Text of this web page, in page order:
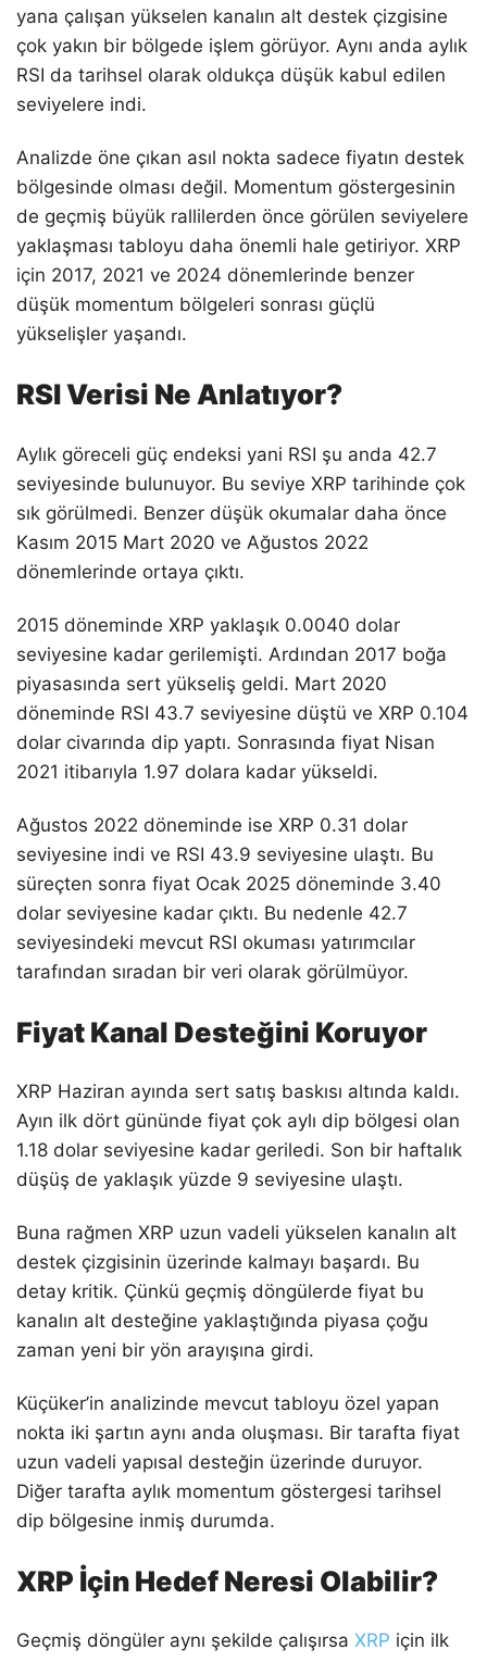
yana çalışan yükselen kanalın alt destek çizgisine
çok yakın bir bölgede işlem görüyor. Aynı anda aylık
RSI da tarihsel olarak oldukça düşük kabul edilen
seviyelere indi.
Analizde öne çıkan asıl nokta sadece fiyatın destek
bölgesinde olması değil. Momentum göstergesinin
de geçmiş büyük rallilerden önce görülen seviyelere
yaklaşması tabloyu daha önemli hale getiriyor. XRP
için 2017, 2021 ve 2024 dönemlerinde benzer
düşük momentum bölgeleri sonrası güçlü
yükselişler yaşandı.
RSI Verisi Ne Anlatıyor?
Aylık göreceli güç endeksi yani RSI şu anda 42.7
seviyesinde bulunuyor. Bu seviye XRP tarihinde çok
sık görülmedi. Benzer düşük okumalar daha önce
Kasım 2015 Mart 2020 ve Ağustos 2022
dönemlerinde ortaya çıktı.
2015 döneminde XRP yaklaşık 0.0040 dolar
seviyesine kadar gerilemişti. Ardından 2017 boğa
piyasasında sert yükseliş geldi. Mart 2020
döneminde RSI 43.7 seviyesine düştü ve XRP 0.104
dolar civarında dip yaptı. Sonrasında fiyat Nisan
2021 itibarıyla 1.97 dolara kadar yükseldi.
Ağustos 2022 döneminde ise XRP 0.31 dolar
seviyesine indi ve RSI 43.9 seviyesine ulaştı. Bu
süreçten sonra fiyat Ocak 2025 döneminde 3.40
dolar seviyesine kadar çıktı. Bu nedenle 42.7
seviyesindeki mevcut RSI okuması yatırımcılar
tarafından sıradan bir veri olarak görülmüyor.
Fiyat Kanal Desteğini Koruyor
XRP Haziran ayında sert satış baskısı altında kaldı.
Ayın ilk dört gününde fiyat çok aylı dip bölgesi olan
1.18 dolar seviyesine kadar geriledi. Son bir haftalık
düşüş de yaklaşık yüzde 9 seviyesine ulaştı.
Buna rağmen XRP uzun vadeli yükselen kanalın alt
destek çizgisinin üzerinde kalmayı başardı. Bu
detay kritik. Çünkü geçmiş döngülerde fiyat bu
kanalın alt desteğine yaklaştığında piyasa çoğu
zaman yeni bir yön arayışına girdi.
Küçüker’in analizinde mevcut tabloyu özel yapan
nokta iki şartın aynı anda oluşması. Bir tarafta fiyat
uzun vadeli yapısal desteğin üzerinde duruyor.
Diğer tarafta aylık momentum göstergesi tarihsel
dip bölgesine inmiş durumda.
XRP İçin Hedef Neresi Olabilir?
Geçmiş döngüler aynı şekilde çalışırsa XRP için ilk